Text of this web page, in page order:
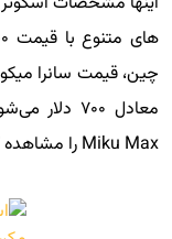
Miku Max را مشاهده کنید.